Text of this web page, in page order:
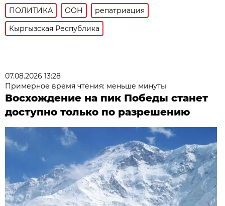
ПОЛИТИКА ООН
репатриация
Кыргызская Республика
07.08.2026 13:28
Примерное время чтения: меньше минуты
Восхождение на пик Победы станет
доступно только по разрешению